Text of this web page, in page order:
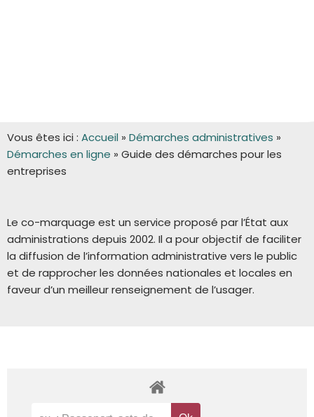
Vous êtes ici : Accueil » Démarches administratives »
Démarches en ligne » Guide des démarches pour les
entreprises
Le co-marquage est un service proposé par l’État aux
administrations depuis 2002. Il a pour objectif de faciliter
la diffusion de l’information administrative vers le public
et de rapprocher les données nationales et locales en
faveur d’un meilleur renseignement de l’usager.